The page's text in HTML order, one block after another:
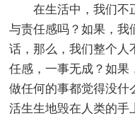
在生活中，我们不
与责任感吗？如果，我
话，那么，我们整个人
任感，一事无成？如果
做任何的事都觉得没什
活生生地毁在人类的手